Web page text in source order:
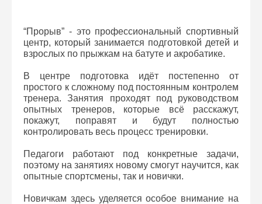
“Прорыв” - это профессиональный спортивный
центр, который занимается подготовкой детей и
взрослых по прыжкам на батуте и акробатике.
В центре подготовка идёт постепенно от
простого к сложному под постоянным контролем
тренера. Занятия проходят под руководством
опытных тренеров, которые всё расскажут,
покажут, поправят и будут полностью
контролировать весь процесс тренировки.
Педагоги работают под конкретные задачи,
поэтому на занятиях новому смогут научится, как
опытные спортсмены, так и новички.
Новичкам здесь уделяется особое внимание на